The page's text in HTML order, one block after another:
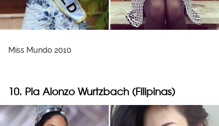
Miss Mundo 2010
10. Pia Alonzo Wurtzbach (Filipinas)